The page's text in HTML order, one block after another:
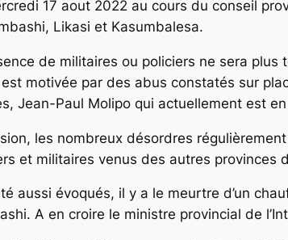
17 aout 2022 au cours du conseil
Likasi et Kasumbalesa.
de militaires ou policiers ne sera
motivée par des abus constatés sur
Jean-Paul Molipo qui actuellement est
les nombreux désordres
et militaires venus des autres provinces
aussi évoqués, il y a le meurtre d’un
A en croire le ministre provincial de